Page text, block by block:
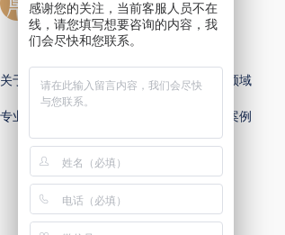
关于国樽 全球办公室 专业领域
专业律师 国樽案例
感谢您的关注，当前客服人员不在
线，请您填写想要咨询的内容，我
们会尽快和您联系。